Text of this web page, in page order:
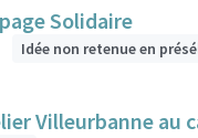
Solidaire
Idée non retenue en
Villeurbanne au